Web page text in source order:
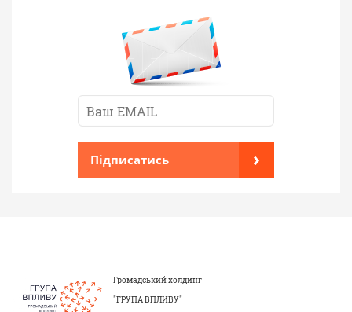
Підписатись ›
Громадський холдинг
"ГРУПА ВПЛИВУ"